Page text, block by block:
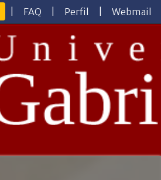
FAQ Perfil Webmail